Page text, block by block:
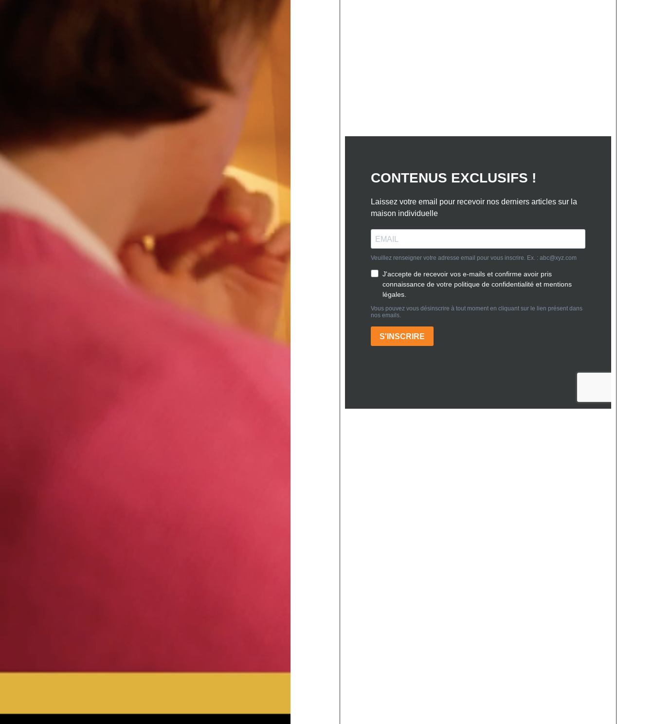
NOS INSPIRATIONS MAISONS TRADITIONNELLES
Étude de sol : étape 1 d’une maison durable dans le Sud-
> Techniques construction maison > Étude de sol : étape 1 d’une maison durable dans le Sud-Ouest